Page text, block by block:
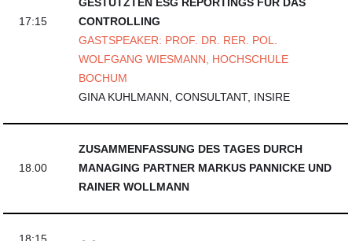
17:15
GESTÜTZTEN ESG REPORTINGS FÜR DAS
CONTROLLING
GASTSPEAKER: PROF. DR. RER. POL.
WOLFGANG WIESMANN, HOCHSCHULE
BOCHUM
GINA KUHLMANN, CONSULTANT, INSIRE
18.00
ZUSAMMENFASSUNG DES TAGES DURCH
MANAGING PARTNER MARKUS PANNICKE UND
RAINER WOLLMANN